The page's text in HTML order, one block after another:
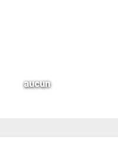
aucun